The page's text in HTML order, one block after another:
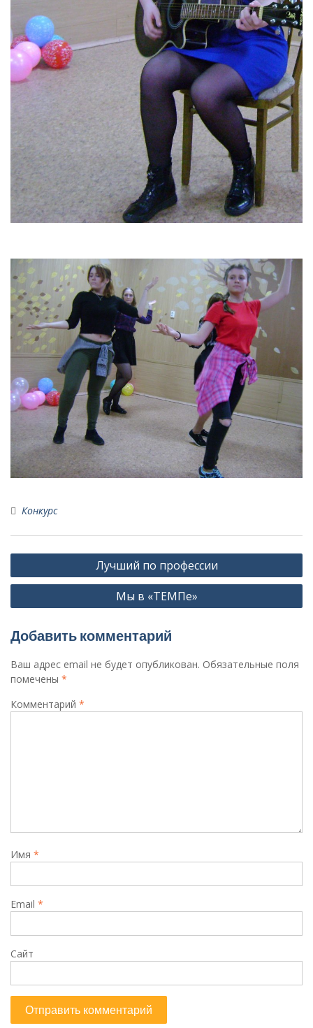
Конкурс
Навигация
по
Лучший по профессии
Мы в «ТЕМПе»
Добавить комментарий
Ваш адрес email не будет опубликован. Обязательные поля
помечены *
Комментарий *
Имя *
Email *
Сайт